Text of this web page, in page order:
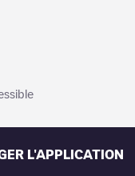
L'APPLICATION